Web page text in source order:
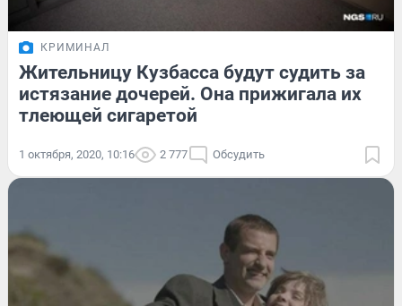
КРИМИНАЛ
Жительницу Кузбасса будут судить за
истязание дочерей. Она прижигала их
тлеющей сигаретой
1 октября, 2020, 10:16 2 777 Обсудить